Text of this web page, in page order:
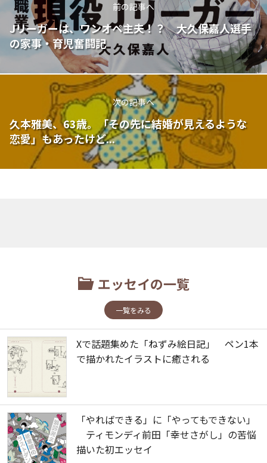
前の記事へ
Jリーガーは、ワンオペ主夫！？ 大久保嘉人選手
の家事・育児奮闘記
次の記事へ
久本雅美、63歳。「その先に結婚が見えるような
恋愛」もあったけど...
エッセイの一覧
一覧をみる
Xで話題集めた「ねずみ絵日記」 ペン1本
で描かれたイラストに癒される
「やればできる」に「やってもできない」
ティモンディ前田「幸せさがし」の苦悩
描いた初エッセイ